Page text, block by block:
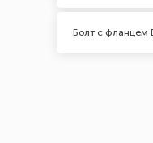
Болт с фланцем